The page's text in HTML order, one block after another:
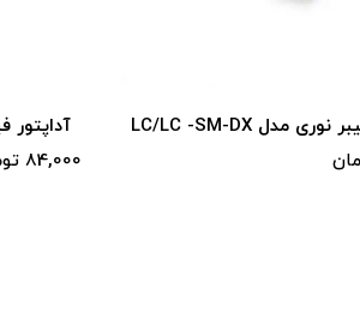
آداپتور فیبر نوری مدل LC/LC -MM-DX
84,000 تومان